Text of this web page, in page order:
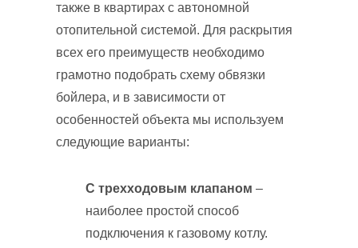
также в квартирах с автономной
отопительной системой. Для раскрытия
всех его преимуществ необходимо
грамотно подобрать схему обвязки
бойлера, и в зависимости от
особенностей объекта мы используем
следующие варианты:
С трехходовым клапаном –
наиболее простой способ
подключения к газовому котлу.